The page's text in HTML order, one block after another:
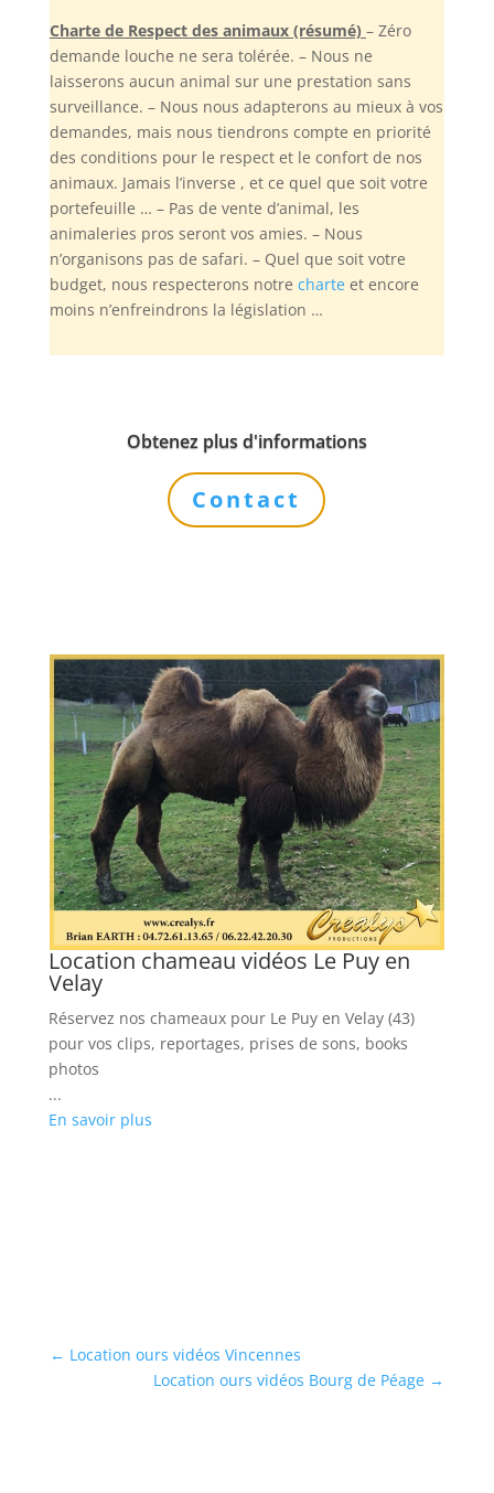
Charte de Respect des animaux (résumé) – Zéro
demande louche ne sera tolérée. – Nous ne
laisserons aucun animal sur une prestation sans
surveillance. – Nous nous adapterons au mieux à vos
demandes, mais nous tiendrons compte en priorité
des conditions pour le respect et le confort de nos
animaux. Jamais l’inverse , et ce quel que soit votre
portefeuille … – Pas de vente d’animal, les
animaleries pros seront vos amies. – Nous
n’organisons pas de safari. – Quel que soit votre
budget, nous respecterons notre charteet encore
moins n’enfreindrons la législation …
Obtenez plus d'informations
Contact
Location chameau vidéos Le Puy en
Velay
Réservez nos chameaux pour Le Puy en Velay (43)
pour vos clips, reportages, prises de sons, books
photos
...
En savoir plus
← Location ours vidéos Vincennes
Location ours vidéos Bourg de Péage →